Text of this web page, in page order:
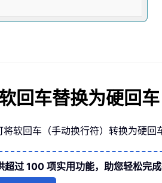
回车替换为硬回车
软回车（手动换行符）转换为硬回
超过 100 项实用功能，助您轻松完成